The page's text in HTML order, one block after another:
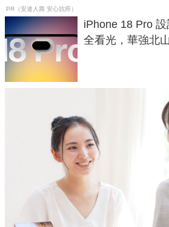
PR（安達人壽 安心抗癌）
iPhone 18 Pro
全看光，華強北